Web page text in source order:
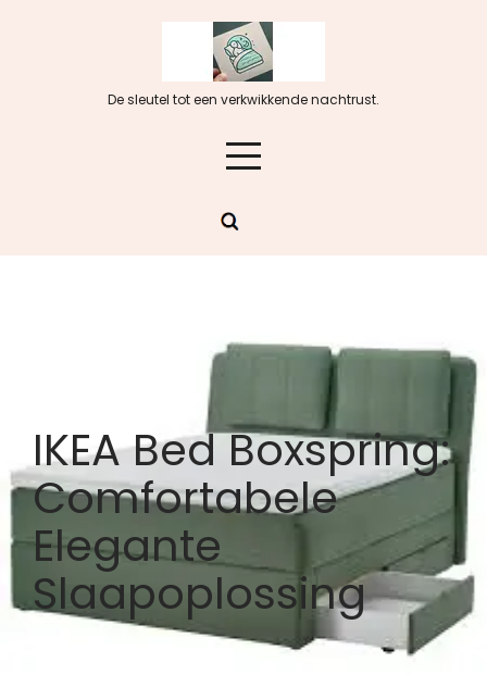
De sleutel tot een verkwikkende nachtrust.
IKEA Bed Boxspring:
Comfortabele
Elegante
Slaapoplossing